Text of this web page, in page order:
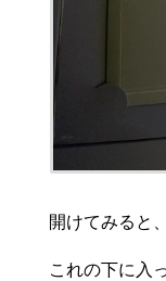
開けてみると
これの下に入